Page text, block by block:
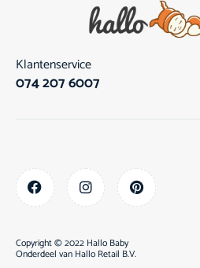
Klantenservice
074 207 6007
Copyright © 2022 Hallo Baby
Onderdeel van Hallo Retail B.V.